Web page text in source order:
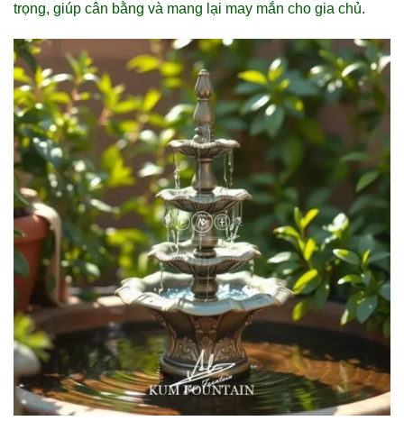
trọng, giúp cân bằng và mang lại may mắn cho gia chủ.